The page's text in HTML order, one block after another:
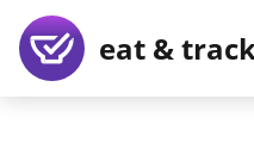
eat &